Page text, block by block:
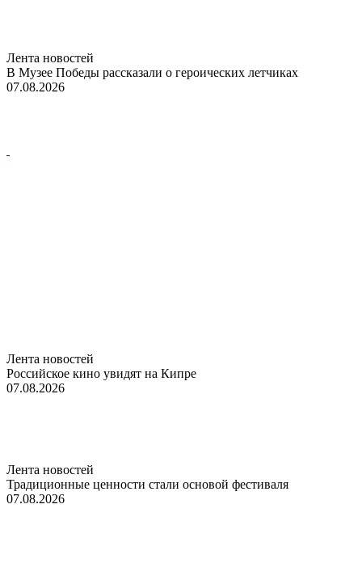
Лента новостей
В Музее Победы рассказали о героических летчиках
07.08.2026
Лента новостей
Российское кино увидят на Кипре
07.08.2026
Лента новостей
Традиционные ценности стали основой фестиваля
07.08.2026